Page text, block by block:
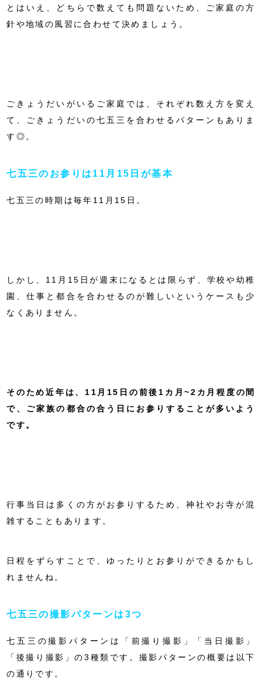
とはいえ、どちらで数えても問題ないため、ご家庭の方
針や地域の風習に合わせて決めましょう。
ごきょうだいがいるご家庭では、それぞれ数え方を変え
て、ごきょうだいの七五三を合わせるパターンもありま
す◎。
七五三のお参りは11月15日が基本
七五三の時期は毎年11月15日。
しかし、11月15日が週末になるとは限らず、学校や幼稚
園、仕事と都合を合わせるのが難しいというケースも少
なくありません。
そのため近年は、11月15日の前後1カ月~2カ月程度の間
で、ご家族の都合の合う日にお参りすることが多いよう
です。
行事当日は多くの方がお参りするため、神社やお寺が混
雑することもあります。
日程をずらすことで、ゆったりとお参りができるかもし
れませんね。
七五三の撮影パターンは3つ
七五三の撮影パターンは「前撮り撮影」「当日撮影」
「後撮り撮影」の3種類です。撮影パターンの概要は以下
の通りです。